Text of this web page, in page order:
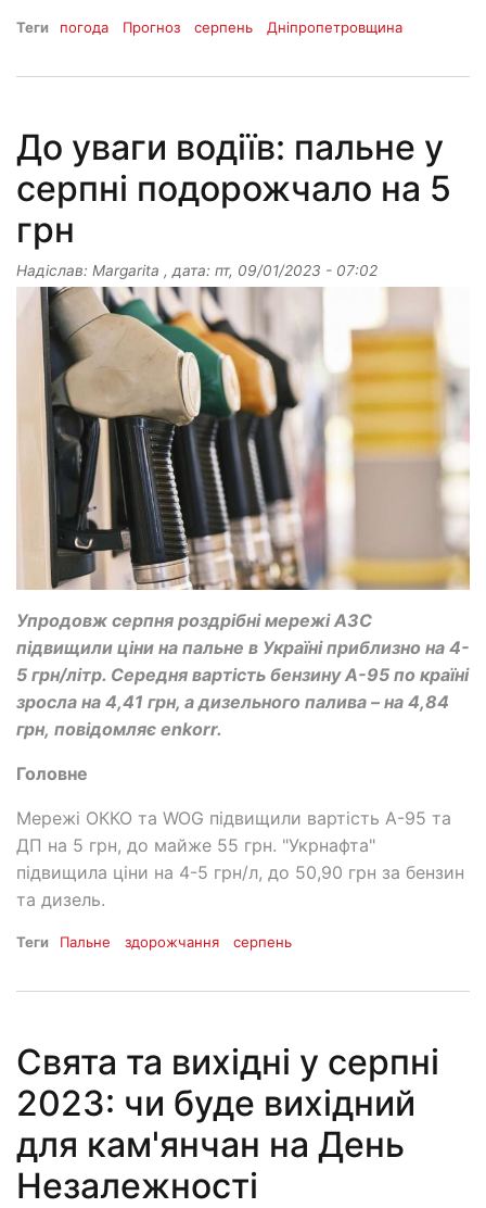
Теги погода Прогноз серпень Дніпропетровщина
До уваги водіїв: пальне у
серпні подорожчало на 5
грн
Надіслав: Margarita , дата: пт, 09/01/2023 - 07:02
Упродовж серпня роздрібні мережі АЗС
підвищили ціни на пальне в Україні приблизно на 4-
5 грн/літр. Середня вартість бензину А-95 по країні
зросла на 4,41 грн, а дизельного палива – на 4,84
грн, повідомляє enkorr.
Головне
Мережі ОККО та WOG підвищили вартість А-95 та
ДП на 5 грн, до майже 55 грн. "Укрнафта"
підвищила ціни на 4-5 грн/л, до 50,90 грн за бензин
та дизель.
Теги Пальне здорожчання серпень
Свята та вихідні у серпні
2023: чи буде вихідний
для кам'янчан на День
Незалежності